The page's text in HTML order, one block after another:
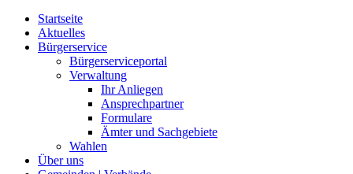
Startseite
Aktuelles
Bürgerservice
Bürgerserviceportal
Verwaltung
Ihr Anliegen
Ansprechpartner
Formulare
Ämter und Sachgebiete
Wahlen
Über uns